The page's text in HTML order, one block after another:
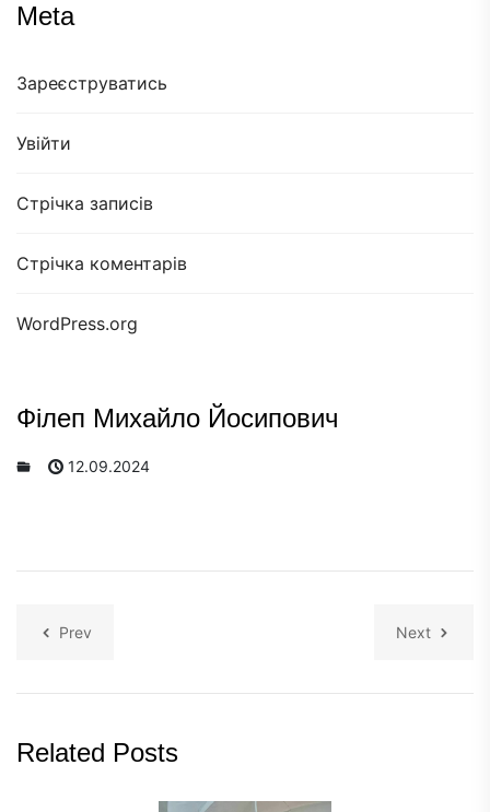
Meta
Зареєструватись
Увійти
Стрічка записів
Стрічка коментарів
WordPress.org
Філеп Михайло Йосипович
12.09.2024
Prev Next
Related Posts